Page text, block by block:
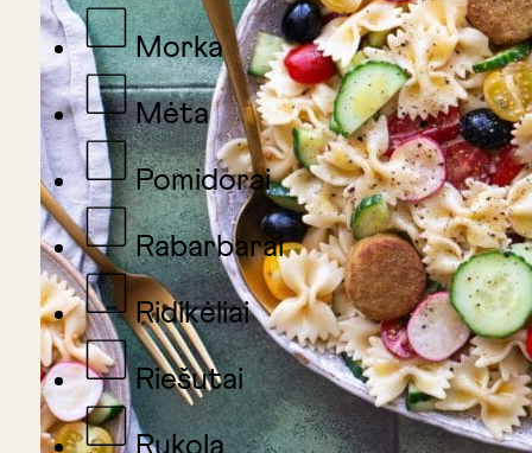
Morka
Mėta
Pomidorai
Rabarbarai
Ridikėliai
Riešutai